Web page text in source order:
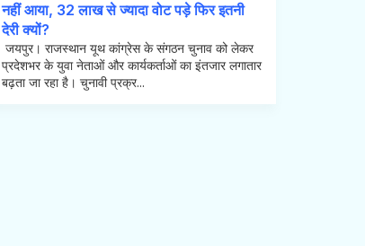
नहीं आया, 32 लाख से ज्यादा वोट पड़े फिर इतनी
देरी क्यों?
जयपुर। राजस्थान यूथ कांग्रेस के संगठन चुनाव को लेकर
प्रदेशभर के युवा नेताओं और कार्यकर्ताओं का इंतजार लगातार
बढ़ता जा रहा है। चुनावी प्रक्र...